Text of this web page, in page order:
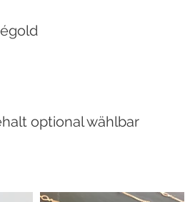
optional wählbar